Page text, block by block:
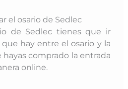
el osario de Sedlec
de Sedlec tienes que ir
hay entre el osario y la
hayas comprado la entrada
online.